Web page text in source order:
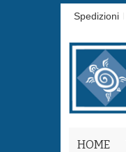
Spedizioni
HOME